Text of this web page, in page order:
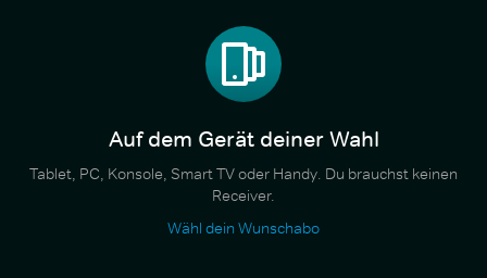
Auf dem Gerät deiner Wahl
Tablet, PC, Konsole, Smart TV oder Handy. Du brauchst keinen
Receiver.
Wähl dein Wunschabo